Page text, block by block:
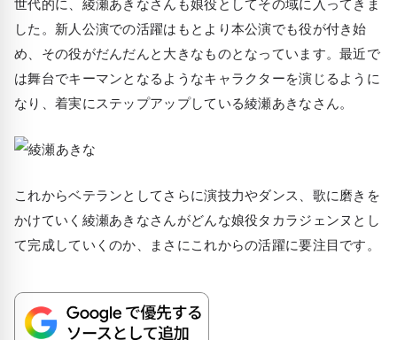
世代的に、綾瀬あきなさんも娘役としてその域に入ってきま
した。新人公演での活躍はもとより本公演でも役が付き始
め、その役がだんだんと大きなものとなっています。最近で
は舞台でキーマンとなるようなキャラクターを演じるように
なり、 着実にステップアップしている綾瀬あきなさん。
これからベテランとしてさらに演技力やダンス、歌に磨きを
かけていく綾瀬あきなさんがどんな娘役タカラジェンヌとし
て完成していくのか、まさにこれからの活躍に要注目です。